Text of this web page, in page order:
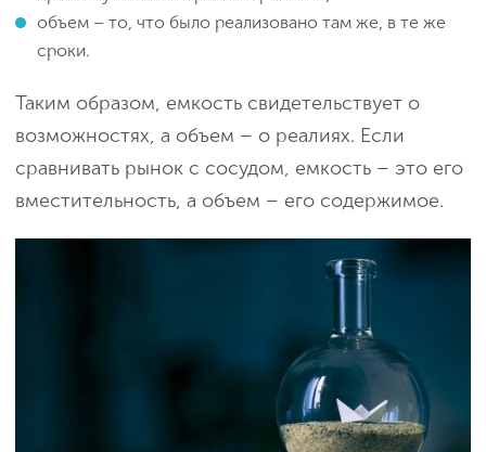
объем – то, что было реализовано там же, в те же
сроки.
Таким образом, емкость свидетельствует о
возможностях, а объем – о реалиях. Если
сравнивать рынок с сосудом, емкость – это его
вместительность, а объем – его содержимое.